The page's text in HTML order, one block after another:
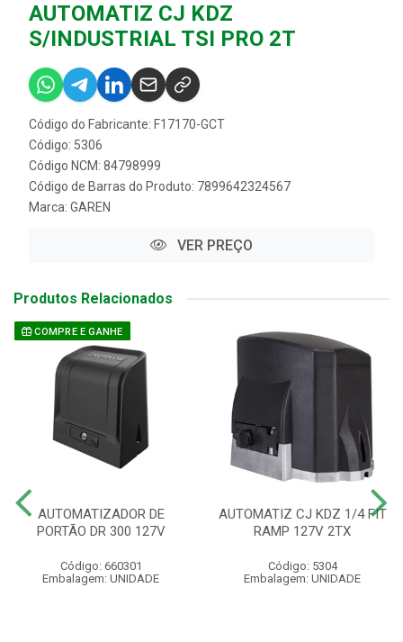
AUTOMATIZ CJ KDZ
S/INDUSTRIAL TSI PRO 2T
Código do Fabricante: F17170-GCT
Código: 5306
Código NCM: 84798999
Código de Barras do Produto: 7899642324567
Marca: GAREN
VER PREÇO
Produtos Relacionados
COMPRE E GANHE
AUTOMATIZADOR DE
PORTÃO DR 300 127V
Código: 660301
Embalagem: UNIDADE
AUTOMATIZ CJ KDZ 1/4 FIT
RAMP 127V 2TX
Código: 5304
Embalagem: UNIDADE